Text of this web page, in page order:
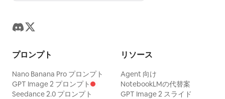
プロンプト
Nano Banana Pro プロンプト
GPT Image 2 プロンプト
Seedance 2.0 プロンプト
リソース
Agent 向け
NotebookLMの代替案
GPT Image 2 スライド